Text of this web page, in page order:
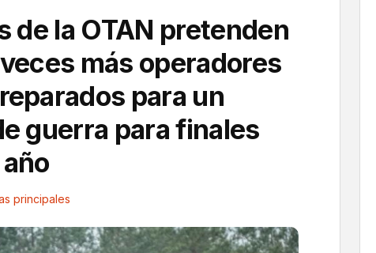
de la OTAN pretenden
más operadores
para un
guerra para finales
principales